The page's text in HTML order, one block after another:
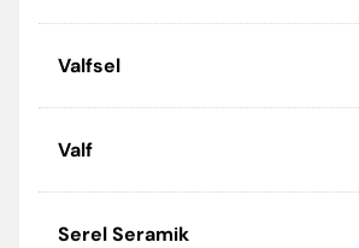
Valfsel
Valf
Serel Seramik